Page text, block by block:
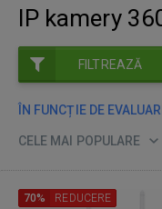
IP kamery
FILTREAZĂ
ÎN FUNCȚIE DE
CELE MAI POPULARE
70% REDUCERE